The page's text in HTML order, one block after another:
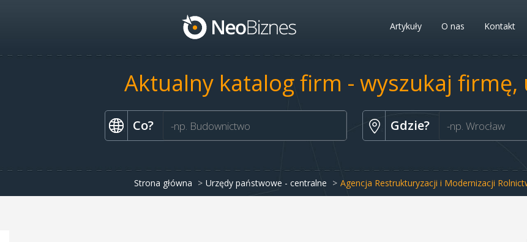
Artykuły O nas Kontakt
Aktualny katalog firm - wyszukaj firmę,
Co? Gdzie?
Strona główna Urzędy państwowe - centralne Agencja Restrukturyzacji i Modernizacji